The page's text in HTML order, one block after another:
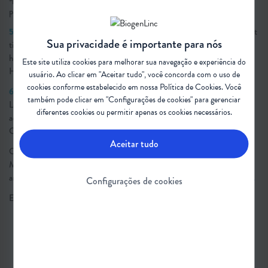
Sua privacidade é importante para nós
Este site utiliza cookies para melhorar sua navegação e experiência do
usuário. Ao clicar em "Aceitar tudo", você concorda com o uso de
cookies conforme estabelecido em nossa Política de Cookies. Você
também pode clicar em "Configurações de cookies" para gerenciar
diferentes cookies ou permitir apenas os cookies necessários.
Aceitar tudo
Configurações de cookies
patient population. Dev Neurorehabil. 2010;13(1):10–8.
5.
Higgs EJ, McClaren BJ, Sahhar MAR, Ryan MM, Forbes R. “A short
time but a lovely little short time”: Bereaved pa­rents’ experiences of
having a child with spinal muscular atrophy type 1. J Paediatr Child
Health. 2016;52(1):40–6.
6.
Laufersweiler-Plass C, Rudnik-Schöneborn S, Zerres K, Backes M,
Lehmkuhl G, Gontard A. Behavioural problems in children and
adolescents with spinal muscular atrophy and their siblings. Dev Med
Child Neurol. 2007;45(1):44–9.
O conteúdo discutido foi inspirado no Guia de Discussão sobre Atrofia
Muscular Espinhal (AME) no Brasil: Trabalhando hoje para mudar o
amanhã.
Clique para baixar o Guia gratuitamente e disponível na íntegra.
Em dúvida sobre algum termo desta matéria?